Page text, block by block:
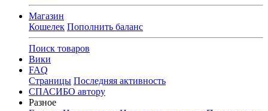
Магазин
Кошелек Пополнить баланс
Поиск товаров
Вики
FAQ
Страницы Последняя активность
СПАСИБО автору
Разное